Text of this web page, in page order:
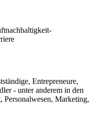
nachhaltigkeit-
Entrepreneure,
- unter anderem in den
Personalwesen, Marketing,